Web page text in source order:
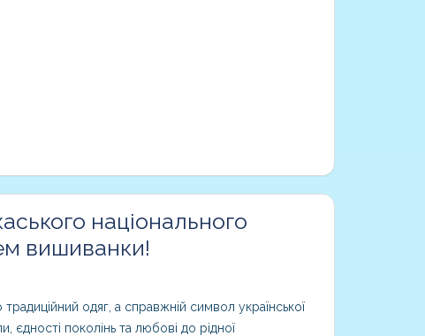
національного
вишиванки!
одяг, а справжній символ української
єдності поколінь та любові до рідної